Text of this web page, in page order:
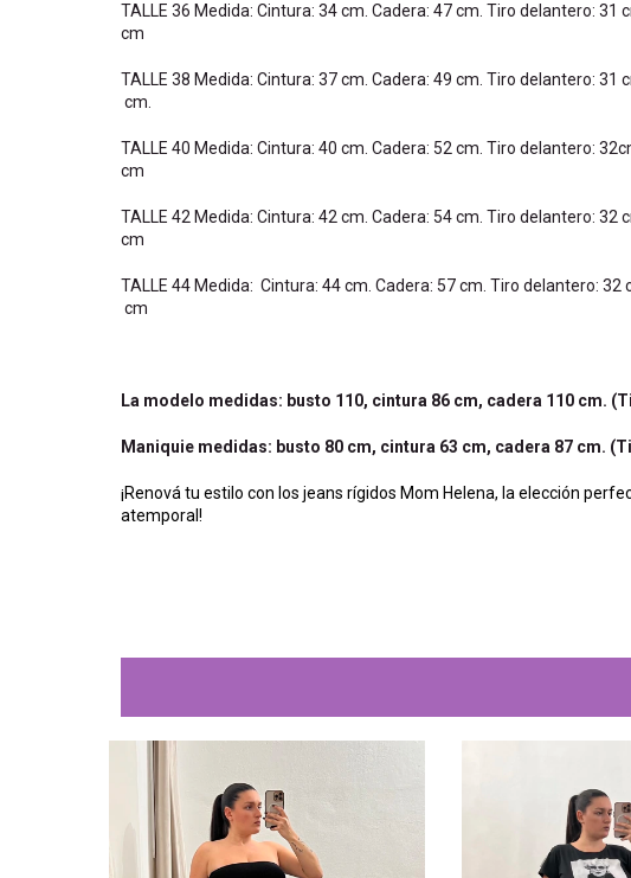
TALLE 36 Medida: Cintura: 34 cm. Cadera: 47 cm. Tiro delantero: 31
cm
TALLE 38 Medida: Cintura: 37 cm. Cadera: 49 cm. Tiro delantero: 31
cm.
TALLE 40 Medida: Cintura: 40 cm. Cadera: 52 cm. Tiro delantero:
cm
TALLE 42 Medida: Cintura: 42 cm. Cadera: 54 cm. Tiro delantero: 32
cm
TALLE 44 Medida: Cintura: 44 cm. Cadera: 57 cm. Tiro delantero: 32
cm
La modelo medidas: busto 110, cintura 86 cm, cadera 110 cm.
Maniquie medidas: busto 80 cm, cintura 63 cm, cadera 87 cm.
¡Renová tu estilo con los jeans rígidos Mom Helena, la elección
atemporal!